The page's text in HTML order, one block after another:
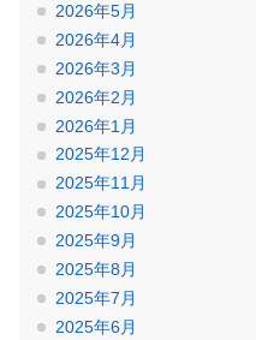
2026年5月
2026年4月
2026年3月
2026年2月
2026年1月
2025年12月
2025年11月
2025年10月
2025年9月
2025年8月
2025年7月
2025年6月